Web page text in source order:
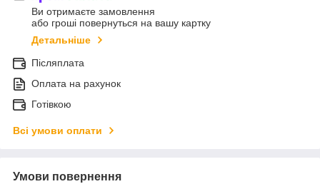
Ви отримаєте замовлення
або гроші повернуться на вашу картку
Детальніше
Післяплата
Оплата на рахунок
Готівкою
Всі умови оплати
Умови повернення